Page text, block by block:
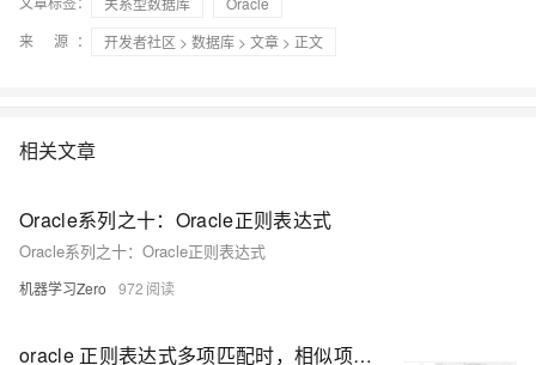
来 源：
开发者社区 > 数据库 > 文章 > 正文
相关文章
Oracle系列之十：Oracle正则表达式
Oracle系列之十：Oracle正则表达式
机器学习Zero 972
oracle 正则表达式多项匹配时，相似项有优先级